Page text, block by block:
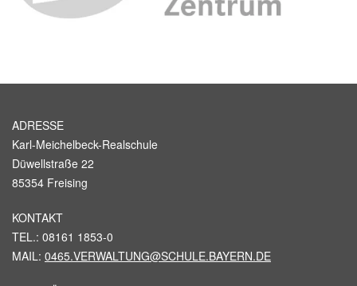
ADRESSE
Karl-Meichelbeck-Realschule
Düwellstraße 22
85354 Freising
KONTAKT
TEL.: 08161 1853-0
MAIL: 0465.VERWALTUNG@SCHULE.BAYERN.DE